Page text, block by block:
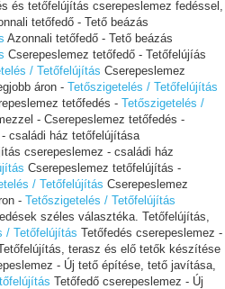
és tetőfelújítás cserepeslemez fedéssel,
tetőfedő - Tető beázás
Azonnali tetőfedő - Tető beázás
Cserepeslemez tetőfedő - Tetőfelújíás
/ Tetőfelújítás Cserepeslemez
áron - Tetőszigetelés / Tetőfelújítás
tetőfedés - Tetőszigetelés /
- Cserepeslemez tetőfedés -
családi ház tetőfelújítása
cserepeslemez - családi ház
Cserepeslemez tetőfelújítás -
/ Tetőfelújítás Cserepeslemez
- Tetőszigetelés / Tetőfelújítás
széles választéka. Tetőfelújítás,
/ Tetőfelújítás Tetőfedés cserepeslemez -
terasz és elő tetők készítése
- Új tető építése, tető javítása,
Tetőfedő cserepeslemez - Új